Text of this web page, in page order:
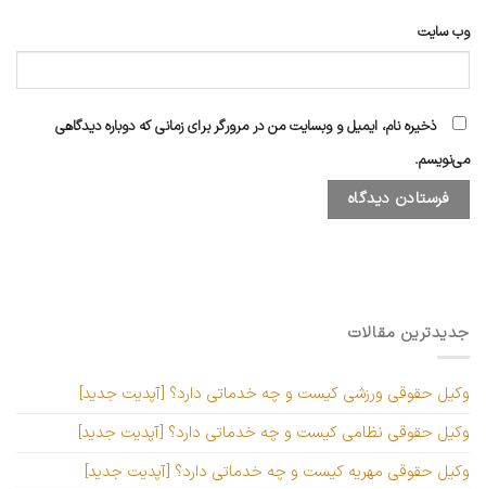
جدیدترین مقالات
وکیل حقوقی ورزشی کیست و چه خدماتی دارد؟ [آپدیت جدید]
وکیل حقوقی نظامی کیست و چه خدماتی دارد؟ [آپدیت جدید]
وکیل حقوقی مهریه کیست و چه خدماتی دارد؟ [آپدیت جدید]
وب‌ سایت
ذخیره نام، ایمیل و وبسایت من در مرورگر برای زمانی که دوباره دیدگاهی
می‌نویسم.